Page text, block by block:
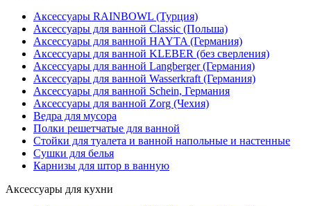
Аксессуары RAINBOWL (Турция)
Аксессуары для ванной Classic (Польша)
Аксессуары для ванной HAYTA (Германия)
Аксессуары для ванной KLEBER (без сверления)
Аксессуары для ванной Langberger (Германия)
Аксессуары для ванной Wasserkraft (Германия)
Аксессуары для ванной Schein, Германия
Аксессуары для ванной Zorg (Чехия)
Ведра для мусора
Полки решетчатые для ванной
Стойки для туалета и ванной напольные и настенные
Сушки для белья
Карнизы для штор в ванную
Аксессуары для кухни